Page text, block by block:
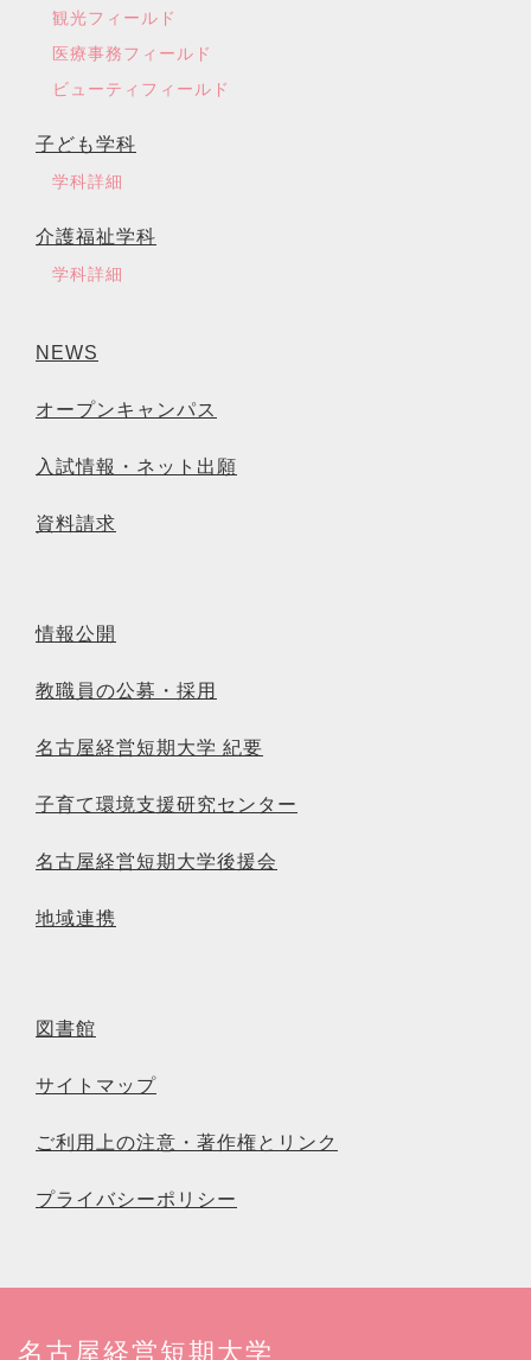
観光フィールド
医療事務フィールド
ビューティフィールド
子ども学科
学科詳細
介護福祉学科
学科詳細
NEWS
オープンキャンパス
入試情報・ネット出願
資料請求
情報公開
教職員の公募・採用
名古屋経営短期大学 紀要
子育て環境支援研究センター
名古屋経営短期大学後援会
地域連携
図書館
サイトマップ
ご利用上の注意・著作権とリンク
プライバシーポリシー
名古屋経営短期大学